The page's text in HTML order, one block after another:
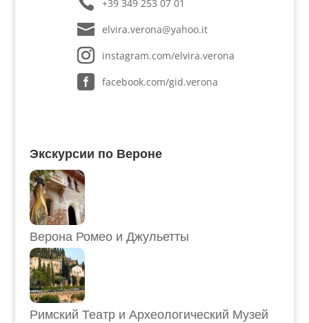
+39 349 253 07 01
elvira.verona@yahoo.it
instagram.com/elvira.verona
facebook.com/gid.verona
Экскурсии по Вероне
Верона Ромео и Джульетты
Римский Театр и Археологический Музей